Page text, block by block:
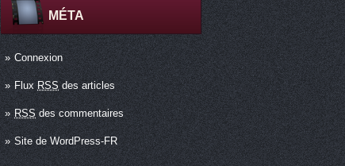
MÉTA
Connexion
Flux RSS des articles
RSSdes commentaires
Site de WordPress-FR